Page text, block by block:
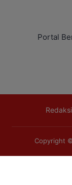
Portal
Redaksi
Copyright